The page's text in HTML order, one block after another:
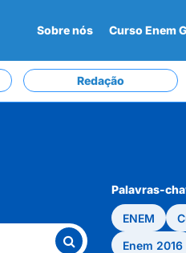
Sobre nós Curso Enem
Redação
Palavras-
ENEM
Enem 2016